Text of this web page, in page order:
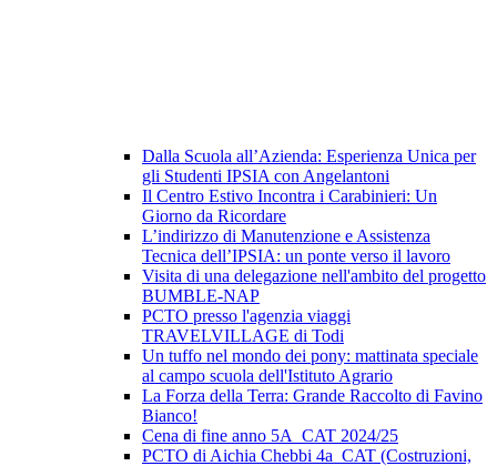
Dalla Scuola all’Azienda: Esperienza Unica per
gli Studenti IPSIA con Angelantoni
Il Centro Estivo Incontra i Carabinieri: Un
Giorno da Ricordare
L’indirizzo di Manutenzione e Assistenza
Tecnica dell’IPSIA: un ponte verso il lavoro
Visita di una delegazione nell'ambito del progetto
BUMBLE-NAP
PCTO presso l'agenzia viaggi
TRAVELVILLAGE di Todi
Un tuffo nel mondo dei pony: mattinata speciale
al campo scuola dell'Istituto Agrario
La Forza della Terra: Grande Raccolto di Favino
Bianco!
Cena di fine anno 5A_CAT 2024/25
PCTO di Aichia Chebbi 4a_CAT (Costruzioni,